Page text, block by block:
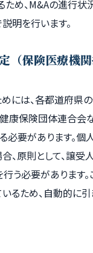
ため、M&Aの進行状
明を行います。
（保険医療機
には、各都道府県
康保険団体連合会
必要があります。個
、原則として、譲
う必要があります
るため、自動的に